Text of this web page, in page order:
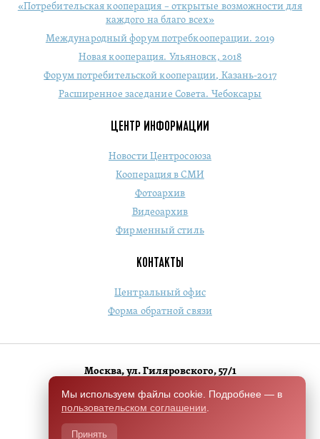
«Потребительская кооперация – открытые возможности для
каждого на благо всех»
Международный форум потребкооперации. 2019
Новая кооперация. Ульяновск, 2018
Форум потребительской кооперации, Казань-2017
Расширенное заседание Совета. Чебоксары
ЦЕНТР ИНФОРМАЦИИ
Новости Центросоюза
Кооперация в СМИ
Фотоархив
Видеоархив
Фирменный стиль
КОНТАКТЫ
Центральный офис
Форма обратной связи
Москва, ул. Гиляровского, 57/1
+7 (495) 684-1803
Switch to English version
Мы используем файлы cookie. Подробнее — в
пользовательском соглашении
Принять